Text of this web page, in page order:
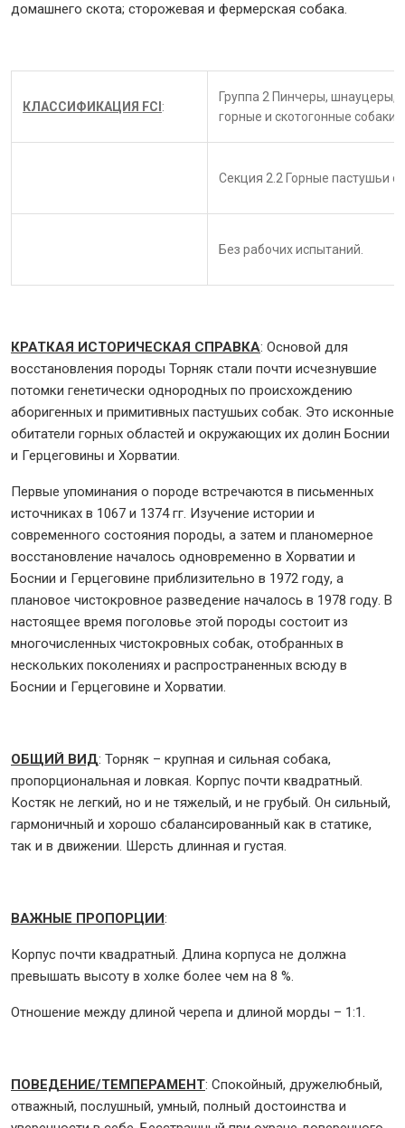
домашнего скота; сторожевая и фермерская собака.
КЛАССИФИКАЦИЯ FCI :
Группа 2 Пинчеры, шнауцеры,
горные и скотогонные собаки.
Секция 2.2 Горные пастушьи
Без рабочих испытаний.
КРАТКАЯ ИСТОРИЧЕСКАЯ СПРАВКА: Основой для
восстановления породы Торняк стали почти исчезнувшие
потомки генетически однородных по происхождению
аборигенных и примитивных пастушьих собак. Это исконные
обитатели горных областей и окружающих их долин Боснии
и Герцеговины и Хорватии.
Первые упоминания о породе встречаются в письменных
источниках в 1067 и 1374 гг. Изучение истории и
современного состояния породы, а затем и планомерное
восстановление началось одновременно в Хорватии и
Боснии и Герцеговине приблизительно в 1972 году, а
плановое чистокровное разведение началось в 1978 году. В
настоящее время поголовье этой породы состоит из
многочисленных чистокровных собак, отобранных в
нескольких поколениях и распространенных всюду в
Боснии и Герцеговине и Хорватии.
ОБЩИЙ ВИД: Торняк – крупная и сильная собака,
пропорциональная и ловкая. Корпус почти квадратный.
Костяк не легкий, но и не тяжелый, и не грубый. Он сильный,
гармоничный и хорошо сбалансированный как в статике,
так и в движении. Шерсть длинная и густая.
ВАЖНЫЕ ПРОПОРЦИИ:
Корпус почти квадратный. Длина корпуса не должна
превышать высоту в холке более чем на 8 %.
Отношение между длиной черепа и длиной морды – 1:1.
ПОВЕДЕНИЕ/ТЕМПЕРАМЕНТ: Спокойный, дружелюбный,
отважный, послушный, умный, полный достоинства и